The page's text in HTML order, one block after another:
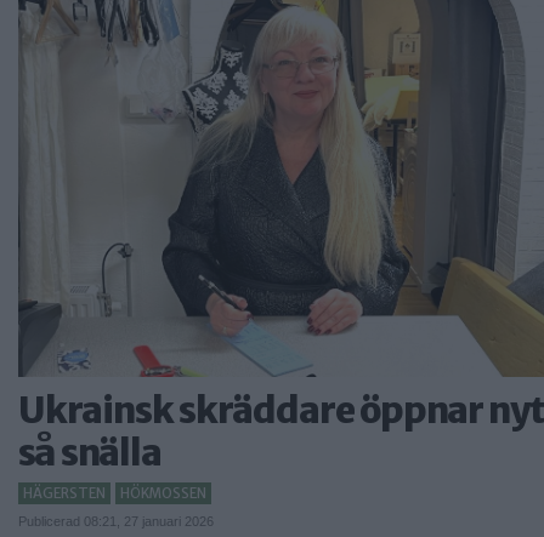
Ukrainsk skräddare öppnar
så snälla
HÄGERSTEN HÖKMOSSEN
Publicerad 08:21, 27 januari 2026